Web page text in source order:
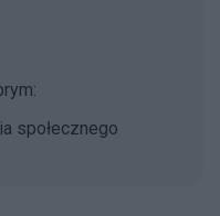
społecznego